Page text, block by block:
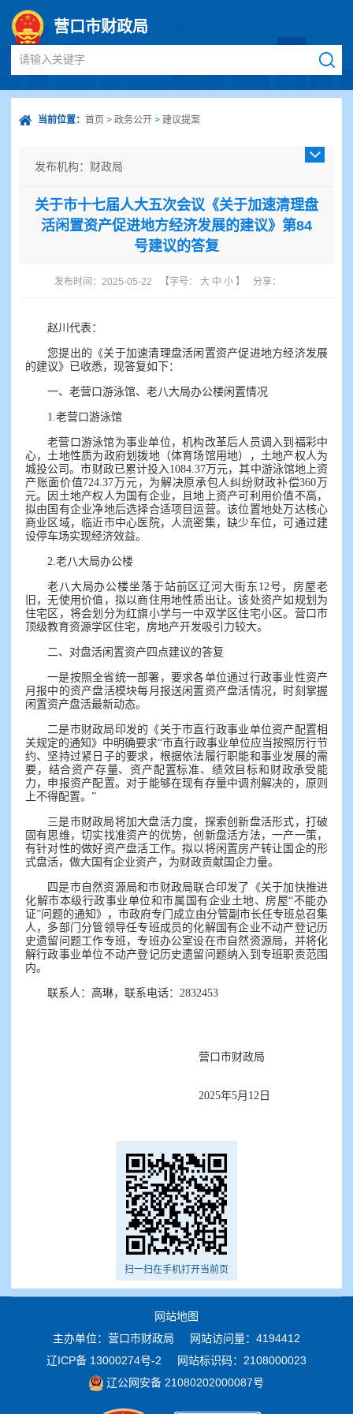
营口市财政局
请输入关键字
当前位置： 首页 > 政务公开 > 建议提案
发布机构：财政局
成文日期：
发文字号：
主题分类：财政、金融、审计
公开类型：主动公开
关于市十七届人大五次会议《关于加速清理盘
活闲置资产促进地方经济发展的建议》第84
号建议的答复
发布时间：2025-05-22 【字号： 大 中 小 】 分享：
赵川代表：
您提出的《关于加速清理盘活闲置资产促进地方经济发展
的建议》已收悉，现答复如下：
一、老营口游泳馆、老八大局办公楼闲置情况
1.老营口游泳馆
老营口游泳馆为事业单位，机构改革后人员调入到福彩中
心，土地性质为政府划拨地（体育场馆用地），土地产权人为
城投公司。市财政已累计投入1084.37万元，其中游泳馆地上资
产账面价值724.37万元，为解决原承包人纠纷财政补偿360万
元。因土地产权人为国有企业，且地上资产可利用价值不高，
拟由国有企业净地后选择合适项目运营。该位置地处万达核心
商业区域，临近市中心医院，人流密集，缺少车位，可通过建
设停车场实现经济效益。
2.老八大局办公楼
老八大局办公楼坐落于站前区辽河大街东12号，房屋老
旧，无使用价值，拟以商住用地性质出让。该处资产如规划为
住宅区，将会划分为红旗小学与一中双学区住宅小区。营口市
顶级教育资源学区住宅，房地产开发吸引力较大。
二、对盘活闲置资产四点建议的答复
一是按照全省统一部署，要求各单位通过行政事业性资产
月报中的资产盘活模块每月报送闲置资产盘活情况，时刻掌握
闲置资产盘活最新动态。
二是市财政局印发的《关于市直行政事业单位资产配置相
关规定的通知》中明确要求“市直行政事业单位应当按照厉行节
约、坚持过紧日子的要求，根据依法履行职能和事业发展的需
要，结合资产存量、资产配置标准、绩效目标和财政承受能
力，申报资产配置。对于能够在现有存量中调剂解决的，原则
上不得配置。”
三是市财政局将加大盘活力度，探索创新盘活形式，打破
固有思维，切实找准资产的优势，创新盘活方法，一产一策，
有针对性的做好资产盘活工作。拟以将闲置房产转让国企的形
式盘活，做大国有企业资产，为财政贡献国企力量。
四是市自然资源局和市财政局联合印发了《关于加快推进
化解市本级行政事业单位和市属国有企业土地、房屋“不能办
证”问题的通知》，市政府专门成立由分管副市长任专班总召集
人，多部门分管领导任专班成员的化解国有企业不动产登记历
史遗留问题工作专班，专班办公室设在市自然资源局，并将化
解行政事业单位不动产登记历史遗留问题纳入到专班职责范围
内。
联系人：高琳，联系电话：2832453
营口市财政局
2025年5月12日
扫一扫在手机打开当前页
网站地图
主办单位：营口市财政局
网站访问量：4194412
辽ICP备 13000274号-2
网站标识码：2108000023
辽公网安备 21080202000087号